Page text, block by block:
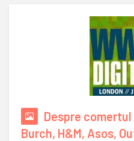
Despre
Burch, H&M, Asos,